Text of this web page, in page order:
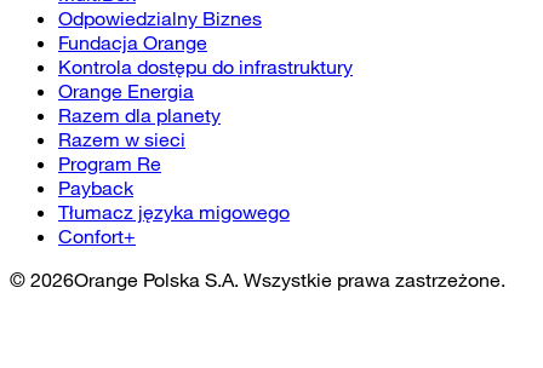
Odpowiedzialny Biznes
Fundacja Orange
Kontrola dostępu do infrastruktury
Orange Energia
Razem dla planety
Razem w sieci
Program Re
Payback
Tłumacz języka migowego
Confort+
© 2026Orange Polska S.A. Wszystkie prawa zastrzeżone.